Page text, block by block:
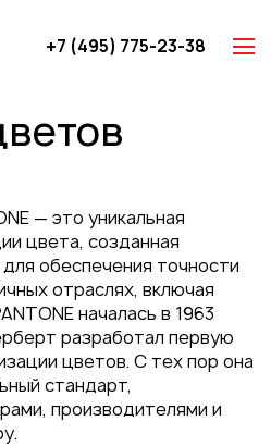
+7 (495) 775-23-38
— это уникальная
цвета, созданная
обеспечения точности
отраслях, включая
началась в 1963
разработал первую
цветов. С тех пор она
стандарт,
производителями и